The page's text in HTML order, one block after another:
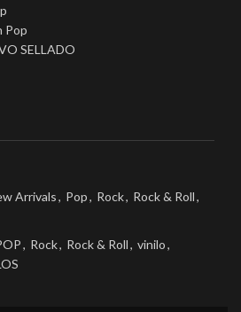
Pop
SELLADO
Arrivals, Pop, Rock, Rock & Roll,
, Rock, Rock & Roll, vinilo,